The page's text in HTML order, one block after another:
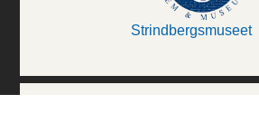
Strindbergsmuseet